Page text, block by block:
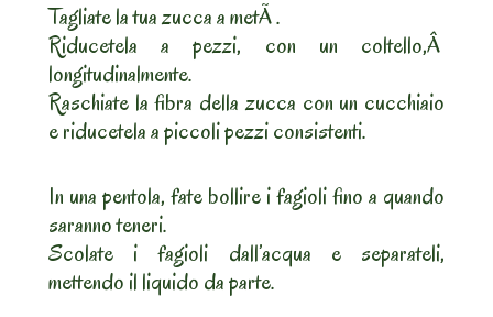
Tagliate la tua zucca a metÃ .
Riducetela a pezzi, con un coltello,Â
longitudinalmente.
Raschiate la fibra della zucca con un cucchiaio
e riducetela a piccoli pezzi consistenti.
In una pentola, fate bollire i fagioli fino a quando
saranno teneri.
Scolate i fagioli dall’acqua e separateli,
mettendo il liquido da parte.